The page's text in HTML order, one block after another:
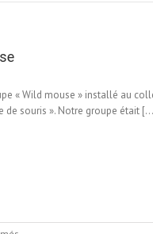
« Wild mouse » installé au
de souris ». Notre groupe était